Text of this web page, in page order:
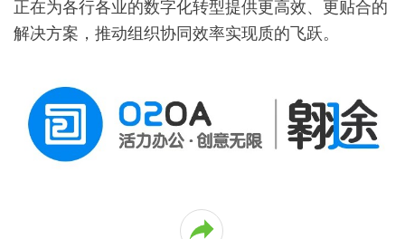
正在为各行各业的数字化转型提供更高效、更贴合的
解决方案，推动组织协同效率实现质的飞跃。